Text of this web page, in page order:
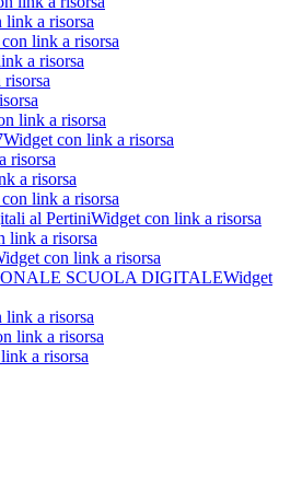
link a risorsa
link a risorsa
a risorsa
link a risorsa
Widget con link a risorsa
risorsa
a risorsa
link a risorsa
Widget con link a risorsa
link a risorsa
con link a risorsa
Widget
link a risorsa
link a risorsa
a risorsa